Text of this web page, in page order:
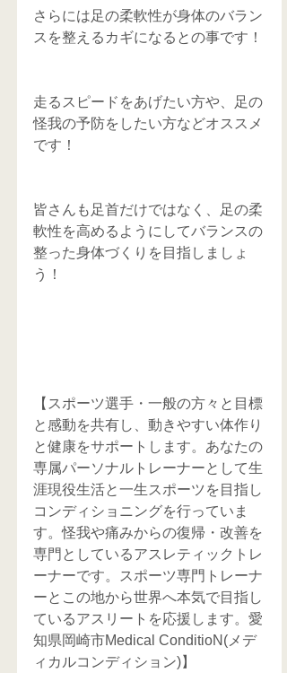
さらには足の柔軟性が身体のバラン
スを整えるカギになるとの事です！
走るスピードをあげたい方や、足の
怪我の予防をしたい方などオススメ
です！
皆さんも足首だけではなく、足の柔
軟性を高めるようにしてバランスの
整った身体づくりを目指しましょ
う！
【スポーツ選手・一般の方々と目標
と感動を共有し、動きやすい体作り
と健康をサポートします。あなたの
専属パーソナルトレーナーとして生
涯現役生活と一生スポーツを目指し
コンディショニングを行っていま
す。怪我や痛みからの復帰・改善を
専門としているアスレティックトレ
ーナーです。スポーツ専門トレーナ
ーとこの地から世界へ本気で目指し
ているアスリートを応援します。愛
知県岡崎市Medical ConditioN(メデ
ィカルコンディション)】